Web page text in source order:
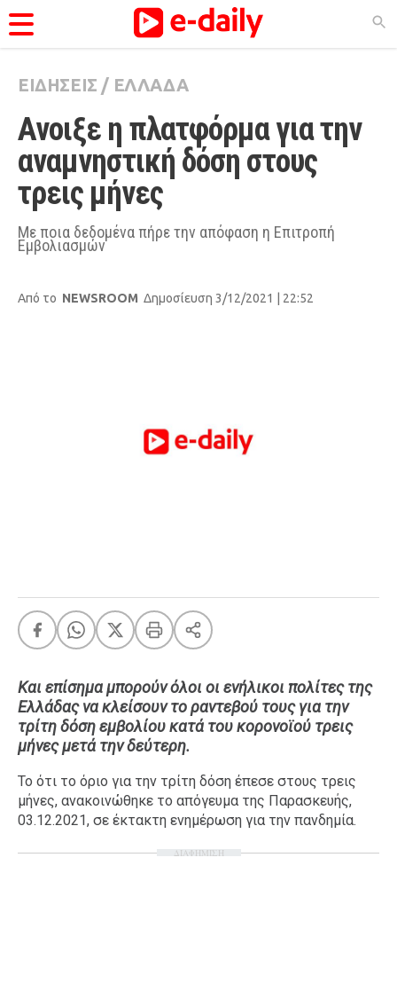
ΚΑΤΗΓΟΡΊΕΣ
Ειδήσεις
Θέματα
Videos
Podcasts
Viral
Life
A-List LGBTQI+
LIFE
Food
Body+Mind
Ταξίδια
Style
ΕΙΔΗΣΕΙΣ / ΕΛΛΑΔΑ
Ανοιξε η πλατφόρμα για την
αναμνηστική δόση στους
τρεις μήνες
Με ποια δεδομένα πήρε την απόφαση η Επιτροπή
Εμβολιασμών
Από το NEWSROOM Δημοσίευση 3/12/2021 | 22:52
Και επίσημα μπορούν όλοι οι ενήλικοι πολίτες της
Ελλάδας να κλείσουν το ραντεβού τους για την
τρίτη δόση εμβολίου κατά του κορονοϊού τρεις
μήνες μετά την δεύτερη.
Το ότι το όριο για την τρίτη δόση έπεσε στους τρεις
μήνες, ανακοινώθηκε το απόγευμα της Παρασκευής,
03.12.2021, σε έκτακτη ενημέρωση για την πανδημία.
ΔΙΑΦΗΜΙΣΗ